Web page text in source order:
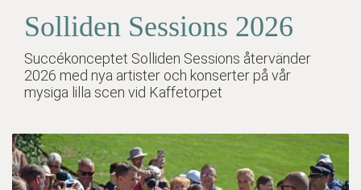
Solliden Sessions 2026
Succékonceptet Solliden Sessions återvänder
2026 med nya artister och konserter på vår
mysiga lilla scen vid Kaffetorpet